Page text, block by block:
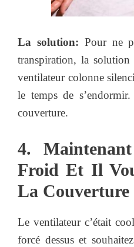
La solution: Pour ne
transpiration, la solution
ventilateur colonne
le temps de
couverture.
4.
Froid Et Il
La Couverture
Le ventilateur c’était
forcé dessus et